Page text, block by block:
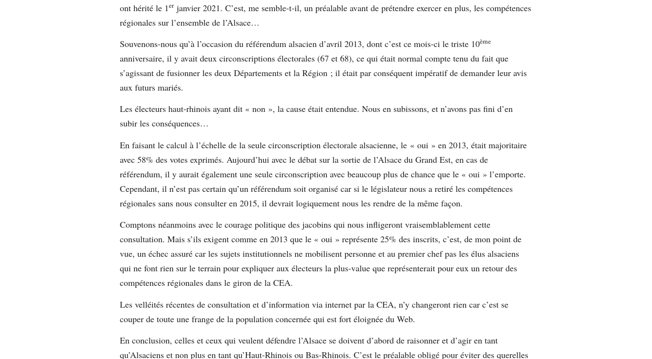
ont hérité le 1er janvier 2021. C’est, me semble-t-il, un préalable avant de prétendre exercer en plus, les compétences
régionales sur l’ensemble de l’Alsace…
Souvenons-nous qu’à l’occasion du référendum alsacien d’avril 2013, dont c’est ce mois-ci le triste 10ème
anniversaire, il y avait deux circonscriptions électorales (67 et 68), ce qui était normal compte tenu du fait que
s’agissant de fusionner les deux Départements et la Région ; il était par conséquent impératif de demander leur avis
aux futurs mariés.
Les électeurs haut-rhinois ayant dit « non », la cause était entendue. Nous en subissons, et n’avons pas fini d’en
subir les conséquences…
En faisant le calcul à l’échelle de la seule circonscription électorale alsacienne, le « oui » en 2013, était majoritaire
avec 58% des votes exprimés. Aujourd’hui avec le débat sur la sortie de l’Alsace du Grand Est, en cas de
référendum, il y aurait également une seule circonscription avec beaucoup plus de chance que le « oui » l’emporte.
Cependant, il n’est pas certain qu’un référendum soit organisé car si le législateur nous a retiré les compétences
régionales sans nous consulter en 2015, il devrait logiquement nous les rendre de la même façon.
Comptons néanmoins avec le courage politique des jacobins qui nous infligeront vraisemblablement cette
consultation. Mais s’ils exigent comme en 2013 que le « oui » représente 25% des inscrits, c’est, de mon point de
vue, un échec assuré car les sujets institutionnels ne mobilisent personne et au premier chef pas les élus alsaciens
qui ne font rien sur le terrain pour expliquer aux électeurs la plus-value que représenterait pour eux un retour des
compétences régionales dans le giron de la CEA.
Les velléités récentes de consultation et d’information via internet par la CEA, n’y changeront rien car c’est se
couper de toute une frange de la population concernée qui est fort éloignée du Web.
En conclusion, celles et ceux qui veulent défendre l’Alsace se doivent d’abord de raisonner et d’agir en tant
qu’Alsaciens et non plus en tant qu’Haut-Rhinois ou Bas-Rhinois. C’est le préalable obligé pour éviter des querelles